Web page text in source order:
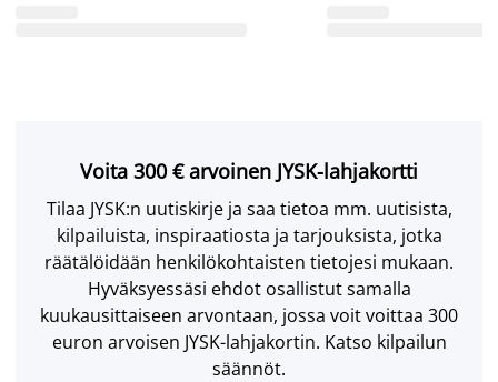
Voita 300 € arvoinen JYSK-lahjakortti
Tilaa JYSK:n uutiskirje ja saa tietoa mm. uutisista,
kilpailuista, inspiraatiosta ja tarjouksista, jotka
räätälöidään henkilökohtaisten tietojesi mukaan.
Hyväksyessäsi ehdot osallistut samalla
kuukausittaiseen arvontaan, jossa voit voittaa 300
euron arvoisen JYSK-lahjakortin. Katso kilpailun
säännöt.